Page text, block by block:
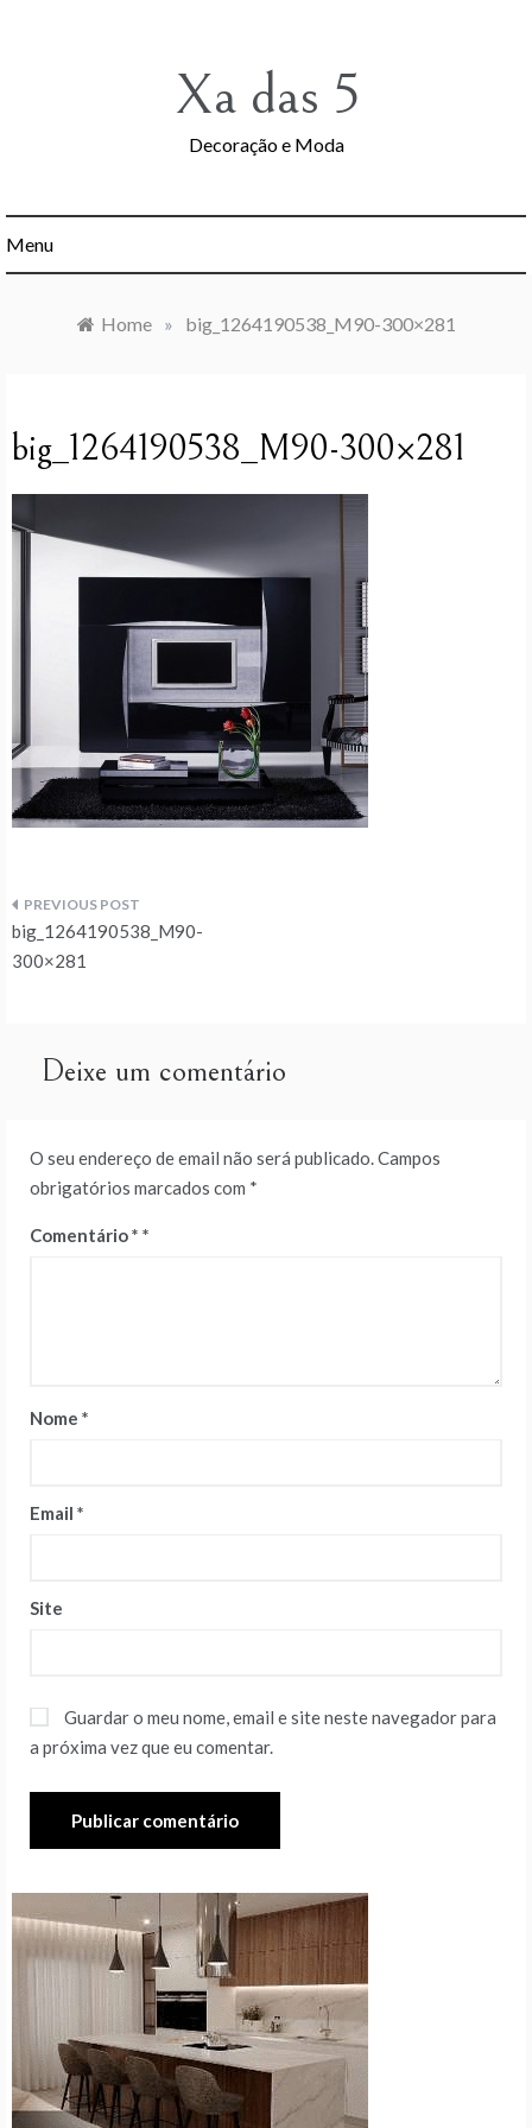
Xa das 5
Decoração e Moda
Menu
Home » big_1264190538_M90-300×281
big_1264190538_M90-300×281
Navegação
de
big_1264190538_M90-
300×281
Deixe um comentário
O seu endereço de email não será publicado.Campos
obrigatórios marcados com *
Comentário*
Nome *
Email *
Site
Guardar o meu nome, email e site neste navegador para
a próxima vez que eu comentar.